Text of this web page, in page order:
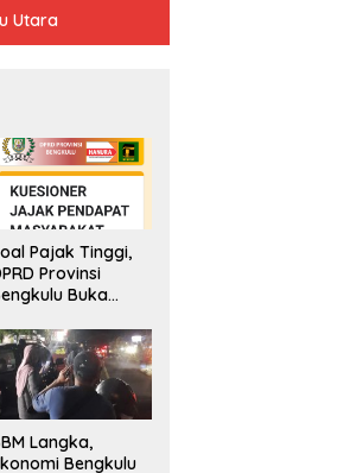
Utara
Pajak Tinggi,
Provinsi
Buka
Langka,
Bengkulu